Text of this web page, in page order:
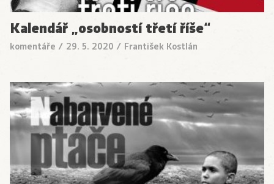
Kalendář „osobností třetí říše“
komentáře / 29. 5. 2020 / František Kostlán